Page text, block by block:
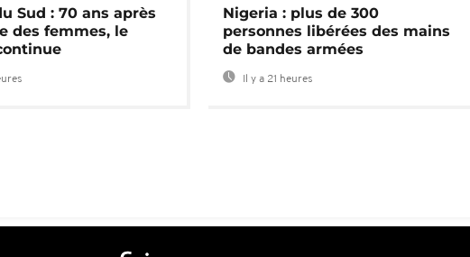
Sud : 70 ans après
des femmes, le
Nigeria : plus de 300
personnes libérées des mains
de bandes armées
Il y a 21 heures